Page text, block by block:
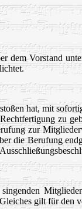
Vorstand
hat, mit
zu
zur
die Berufung
gilt für den